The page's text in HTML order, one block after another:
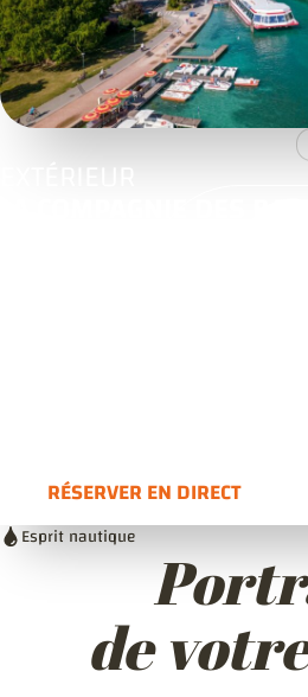
EXTÉRIEUR
RÉSERVER EN DIRECT
OUVRE DANS UNE NOUVELLE
Esprit nautique
de